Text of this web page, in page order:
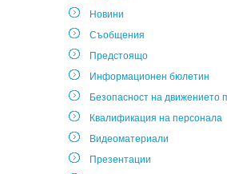
Новини
Съобщения
Предстоящо
Информационен бюлетин
Безопасност на движението
Квалификация на персонала
Видеоматериали
Презентации